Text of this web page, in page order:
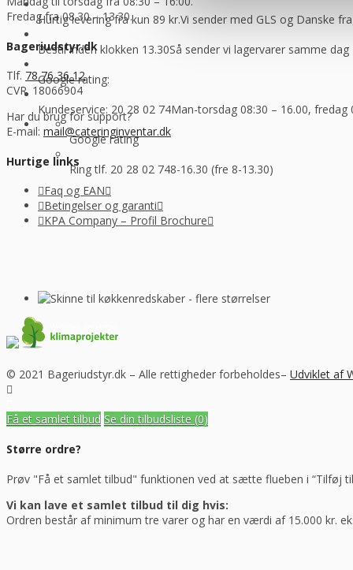
Hurtig levering fra kun 89 kr.Vi sender med GLS og Danske
Bestil inden klokken 13.30Så sender vi lagervarer samme dag
Google rating:
Kundeservice: 20 28 02 74Man-torsdag 08:30 – 16.00, fredag
Google rating
Ring tlf. 20 28 02 748-16.30 (fre 8-13.30)
Fredag fra 08.30 – 13.30.
Bageriudstyr.dk
Tlf. 78 76 36 12
CVR. 18066904
Har du brug for support?
E-mail: mail@cateringinventar.dk
Hurtige links
Faq og EAN
Betingelser og garanti
KPA Company – Profil Brochure
© 2021 Bageriudstyr.dk – Alle rettigheder forbeholdes– Udviklet af
Få et samlet tilbud Se din tilbudsliste (0)
Større ordre?
Prøv "Få et samlet tilbud" funktionen ved at sætte flueben i “Tilføj
Vi kan lave et samlet tilbud til dig hvis:
Ordren består af minimum tre varer og har en værdi af 15.000 kr.